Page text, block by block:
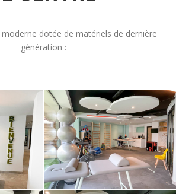
dotée de matériels de dernière
génération :